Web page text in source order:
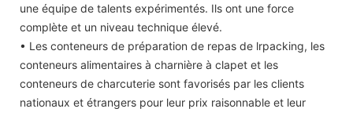
une équipe de talents expérimentés. Ils ont une force
complète et un niveau technique élevé.
• Les conteneurs de préparation de repas de lrpacking, les
conteneurs alimentaires à charnière à clapet et les
conteneurs de charcuterie sont favorisés par les clients
nationaux et étrangers pour leur prix raisonnable et leur